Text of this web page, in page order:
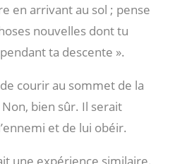
en arrivant au sol ; pense
nouvelles dont tu
ta descente ».
courir au sommet de la
bien sûr. Il serait
et de lui obéir.